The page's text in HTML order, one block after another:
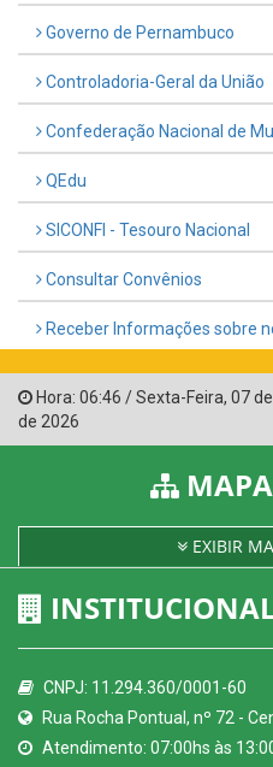
Governo de Pernambuco
Controladoria-Geral da União
Confederação Nacional de
QEdu
SICONFI - Tesouro Nacional
Consultar Convênios
Receber Informações sobre
Hora: 06:46 /Sexta-Feira, 07
de 2026
MAPA
EXIBIR
CNPJ: 11.294.360/0001-60
Rua Rocha Pontual, nº 72 -
Atendimento: 07:00hs às